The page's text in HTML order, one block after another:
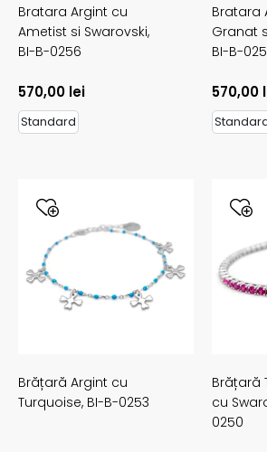
Bratara Argint cu
Ametist si Swarovski,
BI-B-0256
570,00 lei
Standard
Bratara
Granat
BI-B-
570,00
Brățară Argint cu
Turquoise, BI-B-0253
Brățară
cu
0250